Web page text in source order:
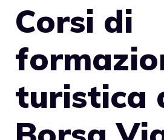
Corsi di
turistica